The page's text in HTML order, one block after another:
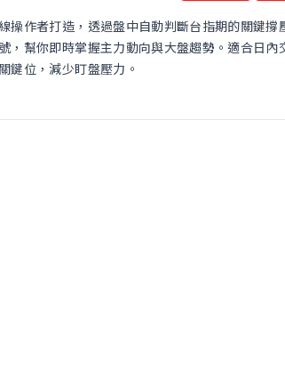
操作者打造，透過盤中自動判斷台指期的關鍵撐
，幫你即時掌握主力動向與大盤趨勢。適合日內
鍵位，減少盯盤壓力。